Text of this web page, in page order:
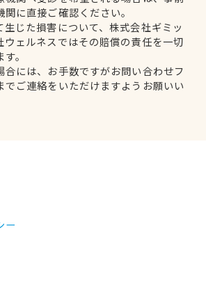
に直接ご確認ください。
生じた損害について、株式会社ギミッ
ウェルネスではその賠償の責任を一切
。
合には、お手数ですがお問い合わせフ
でご連絡をいただけますようお願いい
ー